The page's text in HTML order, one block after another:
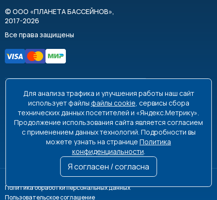
© ООО «ПЛАНЕТА БАССЕЙНОВ»,
2017-2026
Все права защищены
8 495 663-99-48
8 800 350-99-08
info@poolplanet.ru
г. Москва, проспект Мира, д. 61
Пн-Пт 9:00-18:00 Сб-Вс выходной
Политика обработки персональных данных
Пользовательское соглашение
Для анализа трафика и улучшения работы наш сайт
использует файлы файлы cookie, сервисы сбора
технических данных посетителей и «Яндекс.Метрику».
Продолжение использования сайта является согласием
с применением данных технологий. Подробности вы
можете узнать на странице Политика
конфиденциальности.
Я согласен / согласна